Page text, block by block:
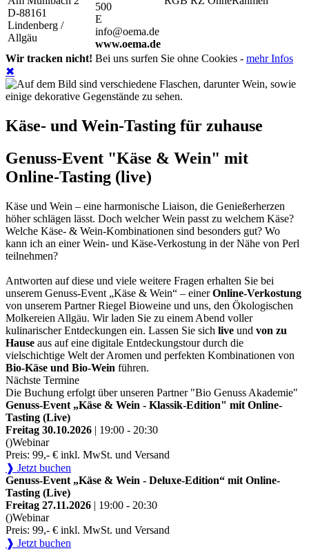
D-88161
Lindenberg /
Allgäu
500
E
info@oema.de
www.oema.de
Wir tracken nicht! Bei uns surfen Sie ohne Cookies - mehr Infos
✖
Käse- und Wein-Tasting für zuhause
Genuss-Event "Käse & Wein" mit
Online-Tasting (live)
Käse und Wein – eine harmonische Liaison, die Genießerherzen
höher schlägen lässt. Doch welcher Wein passt zu welchem Käse?
Welche Käse- & Wein-Kombinationen sind besonders gut? Wo
kann ich an einer Wein- und Käse-Verkostung in der Nähe von Perl
teilnehmen?
Antworten auf diese und viele weitere Fragen erhalten Sie bei
unserem Genuss-Event „Käse & Wein“ – einerOnline-Verkostung
von unserem Partner Riegel Bioweine und uns, den Ökologischen
Molkereien Allgäu. Wir laden Sie zu einem Abend voller
kulinarischer Entdeckungen ein. Lassen Sie sich live und von zu
Hause aus auf eine digitale Entdeckungstour durch die
vielschichtige Welt der Aromen und perfekten Kombinationen von
Bio-Käse und Bio-Wein führen.
Nächste Termine
Die Buchung erfolgt über unseren Partner "Bio Genuss Akademie"
Genuss-Event „Käse & Wein - Klassik-Edition" mit Online-
Tasting (Live)
Freitag 30.10.2026 | 19:00 - 20:30
()Webinar
Preis: 99,- € inkl. MwSt. und Versand
❱ Jetzt buchen
Genuss-Event „Käse & Wein - Deluxe-Edition“ mit Online-
Tasting (Live)
Freitag 27.11.2026 | 19:00 - 20:30
()Webinar
Preis: 99,- € inkl. MwSt. und Versand
❱ Jetzt buchen